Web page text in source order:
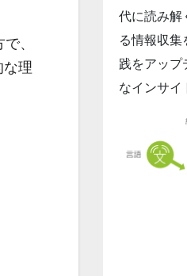
、
な理
代に読み解
る情報収集
践をアップ
なインサイ